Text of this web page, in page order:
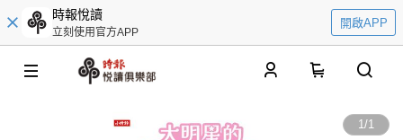
時報悅讀
立刻使用官方APP
開啟APP
1/1